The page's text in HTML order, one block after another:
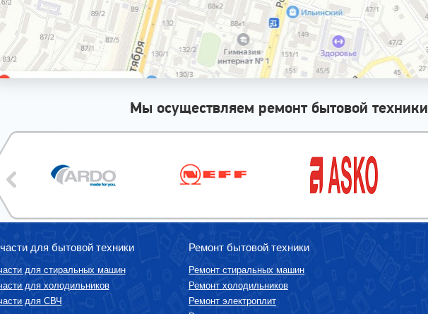
Мы осуществляем ремонт бытовой техники
для бытовой техники
для стиральных машин
для холодильников
для СВЧ
Ремонт бытовой техники
Ремонт стиральных машин
Ремонт холодильников
Ремонт электроплит